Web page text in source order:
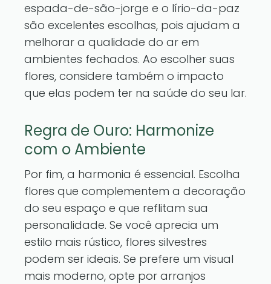
espada-de-são-jorge e o lírio-da-paz
são excelentes escolhas, pois ajudam a
melhorar a qualidade do ar em
ambientes fechados. Ao escolher suas
flores, considere também o impacto
que elas podem ter na saúde do seu lar.
Regra de Ouro: Harmonize
com o Ambiente
Por fim, a harmonia é essencial. Escolha
flores que complementem a decoração
do seu espaço e que reflitam sua
personalidade. Se você aprecia um
estilo mais rústico, flores silvestres
podem ser ideais. Se prefere um visual
mais moderno, opte por arranjos